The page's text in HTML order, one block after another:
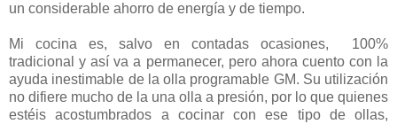
un considerable ahorro de energía y de tiempo.
Mi cocina es, salvo en contadas ocasiones, 100%
tradicional y así va a permanecer, pero ahora cuento con la
ayuda inestimable de la olla programable GM. Su utilización
no difiere mucho de la una olla a presión, por lo que quienes
estéis acostumbrados a cocinar con ese tipo de ollas,